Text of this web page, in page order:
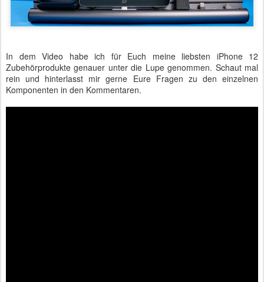
In dem Video habe ich für Euch meine liebsten iPhone 12
Zubehörprodukte genauer unter die Lupe genommen. Schaut mal
rein und hinterlasst mir gerne Eure Fragen zu den einzelnen
Komponenten in den Kommentaren.